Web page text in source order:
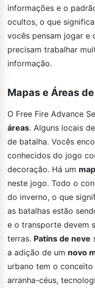
informações e o
ocultos, o que
vocês pensam jogar e
precisam trabalhar
informação.
Mapas e Áreas
O Free Fire Advance
áreas. Alguns locais
de batalha. Vocês
conhecidos do jogo
decoração. Há um
neste jogo. Todo o
do inverno, o que
as batalhas estão
e o transporte devem
terras. Patins de neve
a adição de um novo
urbano tem o
arranha-céus,